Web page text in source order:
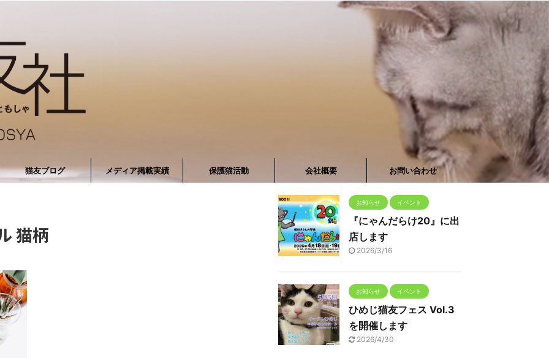
猫友ブログ メディア掲載実績 保護猫活動 会社概要 お問い合わせ
猫柄
お知らせ イベント
『にゃんだらけ20』に出
店します
2026/3/16
お知らせ イベント
ひめじ猫友フェス Vol.3
を開催します
2026/4/30